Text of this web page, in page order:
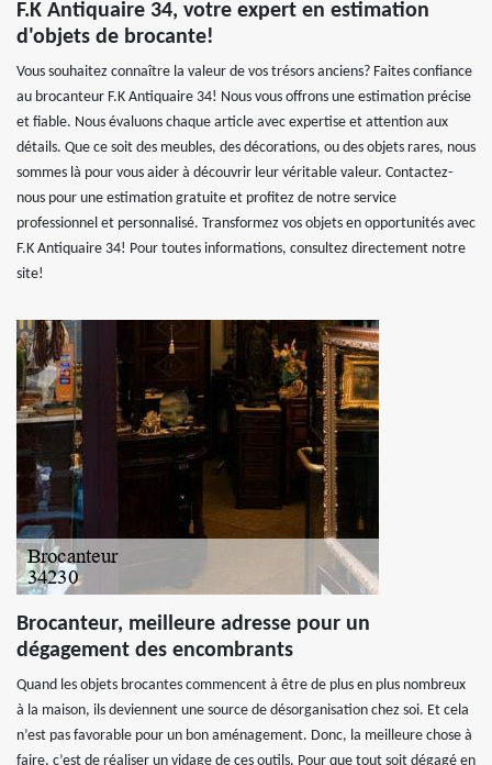
F.K Antiquaire 34, votre expert en estimation
d'objets de brocante!
Vous souhaitez connaître la valeur de vos trésors anciens? Faites confiance
au brocanteur F.K Antiquaire 34! Nous vous offrons une estimation précise
et fiable. Nous évaluons chaque article avec expertise et attention aux
détails. Que ce soit des meubles, des décorations, ou des objets rares, nous
sommes là pour vous aider à découvrir leur véritable valeur. Contactez-
nous pour une estimation gratuite et profitez de notre service
professionnel et personnalisé. Transformez vos objets en opportunités avec
F.K Antiquaire 34! Pour toutes informations, consultez directement notre
site!
Brocanteur, meilleure adresse pour un
dégagement des encombrants
Quand les objets brocantes commencent à être de plus en plus nombreux
à la maison, ils deviennent une source de désorganisation chez soi. Et cela
n’est pas favorable pour un bon aménagement. Donc, la meilleure chose à
faire, c’est de réaliser un vidage de ces outils. Pour que tout soit dégagé en